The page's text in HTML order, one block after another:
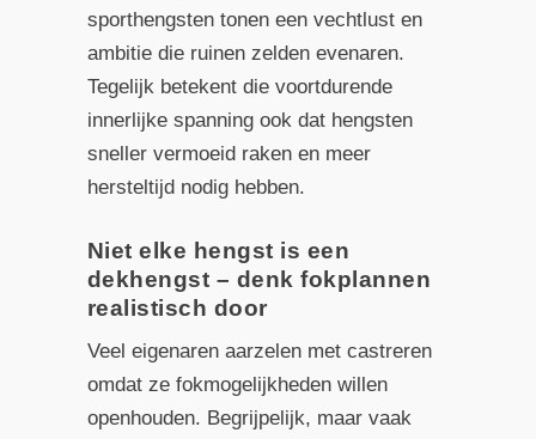
sporthengsten tonen een vechtlust en
ambitie die ruinen zelden evenaren.
Tegelijk betekent die voortdurende
innerlijke spanning ook dat hengsten
sneller vermoeid raken en meer
hersteltijd nodig hebben.
Niet elke hengst is een
dekhengst – denk fokplannen
realistisch door
Veel eigenaren aarzelen met castreren
omdat ze fokmogelijkheden willen
openhouden. Begrijpelijk, maar vaak